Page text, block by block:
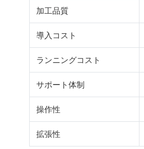
加工品質
導入コスト
ランニングコスト
サポート体制
操作性
拡張性